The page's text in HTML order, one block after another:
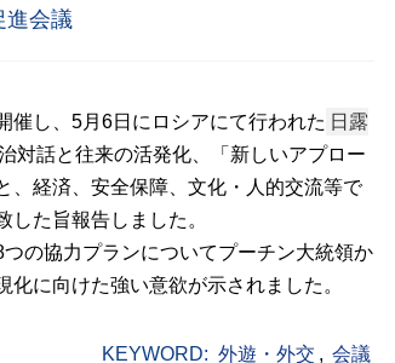
進会議
催し、5月6日にロシアにて行われた 日露
対話と往来の活発化、「新しいアプロー
、経済、安全保障、文化・人的交流等で
た旨報告しました。
の協力プランについてプーチン大統領か
に向けた強い意欲が示されました。
KEYWORD: 外遊・外交 , 会議